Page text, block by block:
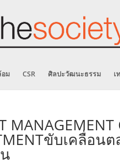
ม CSR ศิลปะวัฒนะธรรม เ
MANAGEMENT
ขับเคลื่อน